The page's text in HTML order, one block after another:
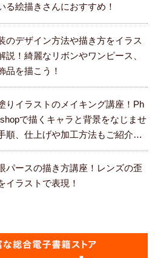
る絵描きさんにおすすめ！
のデザイン方法や描き方をイラス
説！綺麗なリボンやワンピース、
品を描こう！
りイラストのメイキング講座！Ph
で描くキャラと背景をなじませ
順、仕上げや加工方法もご紹介し
。
パースの描き方講座！レンズの歪
イラストで表現！